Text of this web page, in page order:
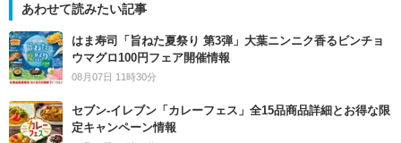
あわせて読みたい記事
はま寿司「旨ねた夏祭り 第3弾」大葉ニンニク香るビンチョ
ウマグロ100円フェア開催情報
08月07日 11時30分
セブン‐イレブン「カレーフェス」全15品商品詳細とお得な限
定キャンペーン情報